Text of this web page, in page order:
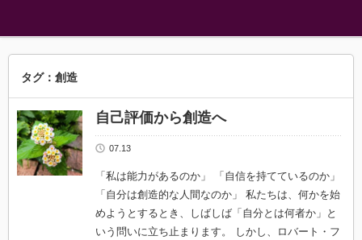
タグ：創造
自己評価から創造へ
07.13
「私は能力があるのか」 「自信を持てているのか」
「自分は創造的な人間なのか」 私たちは、何かを始
めようとするとき、しばしば「自分とは何者か」と
いう問いに立ち止まります。 しかし、ロバート・フ